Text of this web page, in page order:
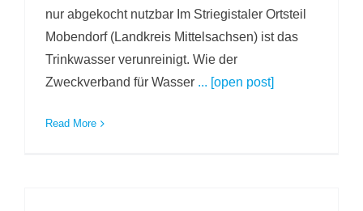
nur abgekocht nutzbar Im Striegistaler Ortsteil
Mobendorf (Landkreis Mittelsachsen) ist das
Trinkwasser verunreinigt. Wie der
Zweckverband für Wasser ... [open post]
Read More